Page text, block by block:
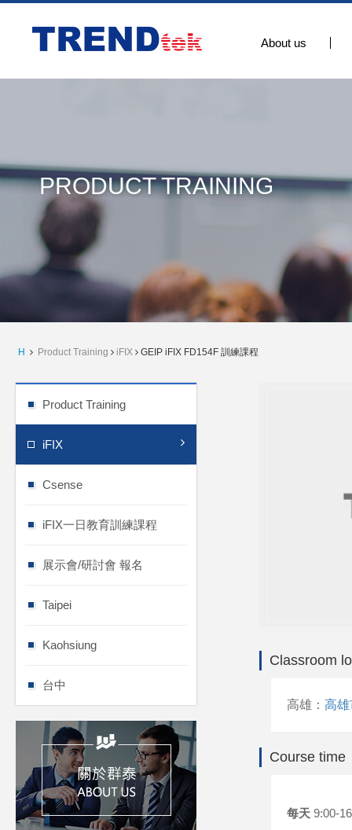
About us
PRODUCT TRAINING
H Product Training iFIX GEIP iFIX FD154F 訓練課程
Product Training
iFIX
Csense
iFIX一日教育訓練課程
展示會/研討會 報名
Taipei
Kaohsiung
台中
Classroom
高雄： 高
Course time
每天 9:00-